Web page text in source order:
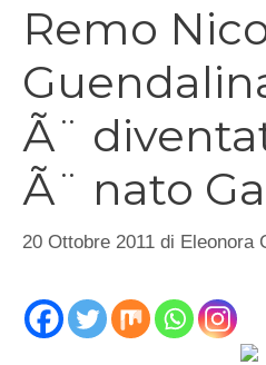
Remo
Ã¨
Ã¨ nato
20 Ottobre 2011 di Eleonora